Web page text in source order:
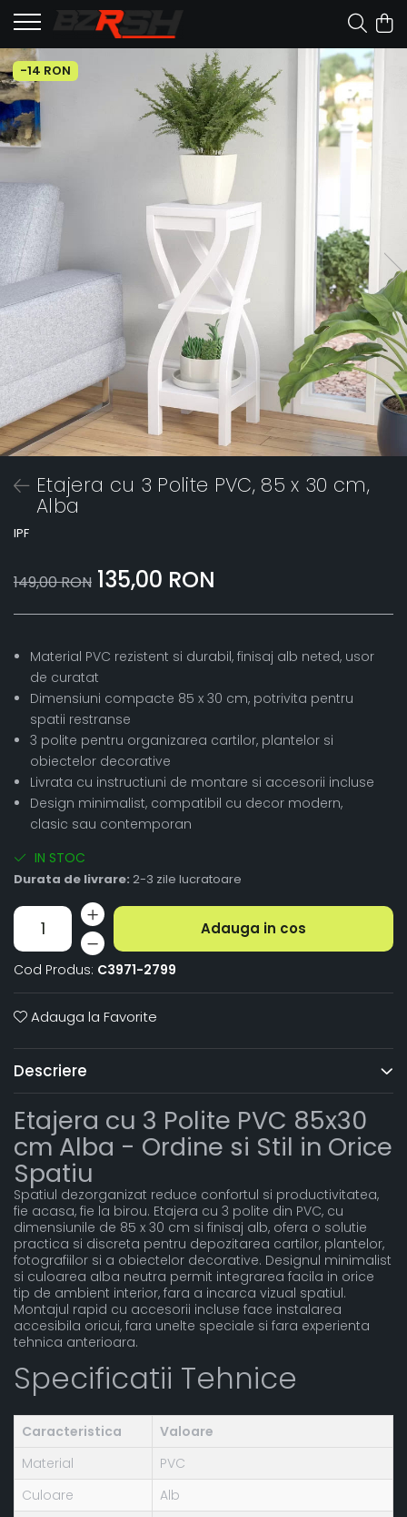
-14 RON
Etajera cu 3 Polite PVC, 85 x 30 cm,
Alba
IPF
149,00 RON 135,00 RON
Material PVC rezistent si durabil, finisaj alb neted, usor
de curatat
Dimensiuni compacte 85 x 30 cm, potrivita pentru
spatii restranse
3 polite pentru organizarea cartilor, plantelor si
obiectelor decorative
Livrata cu instructiuni de montare si accesorii incluse
Design minimalist, compatibil cu decor modern,
clasic sau contemporan
IN STOC
Durata de livrare: 2-3 zile lucratoare
Adauga in cos
Cod Produs: C3971-2799
Adauga la Favorite
Descriere
Etajera cu 3 Polite PVC 85x30
cm Alba - Ordine si Stil in Orice
Spatiu
Spatiul dezorganizat reduce confortul si productivitatea,
fie acasa, fie la birou. Etajera cu 3 polite din PVC, cu
dimensiunile de 85 x 30 cm si finisaj alb, ofera o solutie
practica si discreta pentru depozitarea cartilor, plantelor,
fotografiilor si a obiectelor decorative. Designul minimalist
si culoarea alba neutra permit integrarea facila in orice
tip de ambient interior, fara a incarca vizual spatiul.
Montajul rapid cu accesorii incluse face instalarea
accesibila oricui, fara unelte speciale si fara experienta
tehnica anterioara.
Specificatii Tehnice
Caracteristica
Valoare
Material
PVC
Culoare
Alb